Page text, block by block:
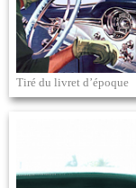
Tiré du livret d’époque